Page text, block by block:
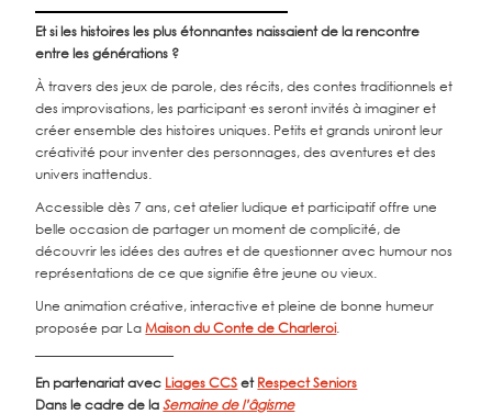
Et si les histoires les plus étonnantes naissaient de la rencontre
entre les générations ?
À travers des jeux de parole, des récits, des contes traditionnels et
des improvisations, les participant·es seront invités à imaginer et
créer ensemble des histoires uniques. Petits et grands uniront leur
créativité pour inventer des personnages, des aventures et des
univers inattendus.
Accessible dès 7 ans, cet atelier ludique et participatif offre une
belle occasion de partager un moment de complicité, de
découvrir les idées des autres et de questionner avec humour nos
représentations de ce que signifie être jeune ou vieux.
Une animation créative, interactive et pleine de bonne humeur
proposée par LaMaison du Conte de Charleroi.
En partenariat avec Liages CCS et Respect Seniors
Dans le cadre de laSemaine de l’âgisme